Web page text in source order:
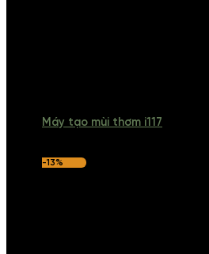
Máy tạo mùi thơm i117
-13%